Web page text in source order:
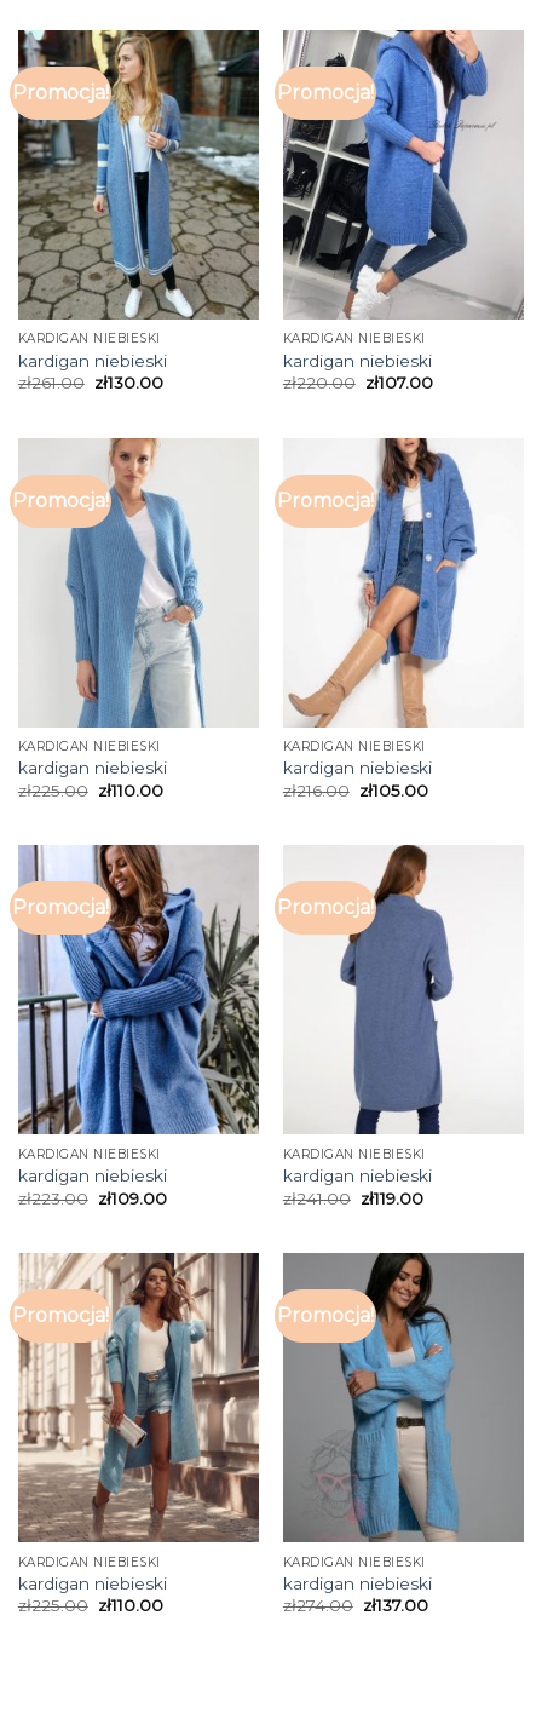
Promocja!
KARDIGAN NIEBIESKI
kardigan niebieski
zł261.00 zł130.00
Promocja!
KARDIGAN NIEBIESKI
kardigan niebieski
zł220.00 zł107.00
Promocja!
KARDIGAN NIEBIESKI
kardigan niebieski
zł225.00 zł110.00
Promocja!
KARDIGAN NIEBIESKI
kardigan niebieski
zł216.00 zł105.00
Promocja!
KARDIGAN NIEBIESKI
kardigan niebieski
zł223.00 zł109.00
Promocja!
KARDIGAN NIEBIESKI
kardigan niebieski
zł241.00 zł119.00
Promocja!
KARDIGAN NIEBIESKI
kardigan niebieski
zł225.00 zł110.00
Promocja!
KARDIGAN NIEBIESKI
kardigan niebieski
zł274.00 zł137.00